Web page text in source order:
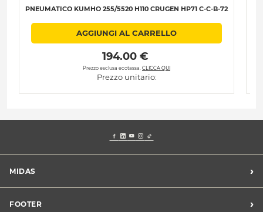
PNEUMATICO KUMHO 255/5520 H110 CRUGEN HP71 C-C-B-72
AGGIUNGI AL CARRELLO
194.00 €
Prezzo esclusa ecotassa. CLICCA QUI
Prezzo unitario:
MIDAS ›
Blog dell'automobilista
FOOTER ›